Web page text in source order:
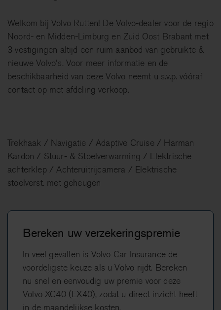
Welkom bij Volvo Rutten! De Volvo-dealer voor de regio
Noord- en Midden-Limburg en Zuid Oost Brabant met
3 vestigingen altijd een ruim aanbod van gebruikte &
nieuwe Volvo's. Voor meer informatie en de
beschikbaarheid van deze Volvo neemt u s.v.p. vóóraf
contact op met afdeling verkoop.
Trekhaak / Navigatie / Adaptive Cruise / Harman
Kardon / Stuur- & Stoelverwarming / Elektrische
achterklep / Achteruitrijcamera / Elektrische
stoelverst. met geheugen
Bereken uw verzekeringspremie
In veel gevallen is Volvo Car Insurance de
voordeligste keuze als u Volvo rijdt. Bereken
nu snel en eenvoudig uw premie voor deze
Volvo XC40 (EX40), zodat u direct inzicht heeft
in de maandelijkse kosten.